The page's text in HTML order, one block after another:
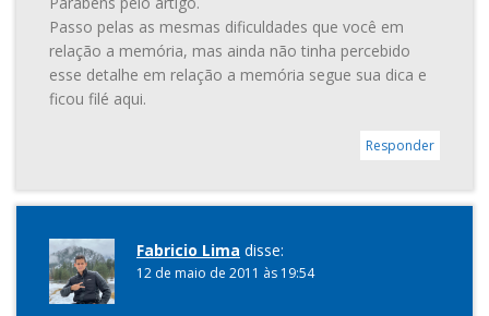
Passo pelas as mesmas dificuldades que você em
relação a memória, mas ainda não tinha percebido
esse detalhe em relação a memória segue sua dica e
ficou filé aqui.
Responder
Fabricio Lima disse:
12 de maio de 2011 às 19:54